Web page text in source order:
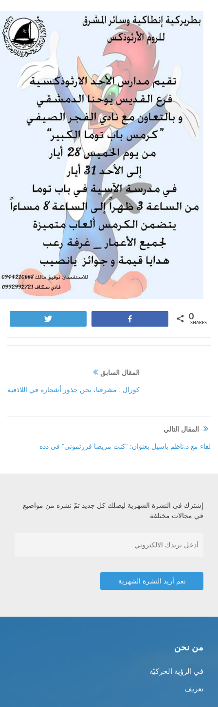
SHARES
المقال السابق
كورال : مشرقنا، نحن جذور أشجاره في اللاذقية
المقال التالي
لقاء مع د.ناظم باسيل بعنوان: “كنت مريضا فزرتموني” في دده
إشترك في النشرة الشهرية ليصلك كل جديد تمّ نشره من مواضيع
في مجالات مختلفة
من نحن
في الرؤية الحركيّة
تعريف